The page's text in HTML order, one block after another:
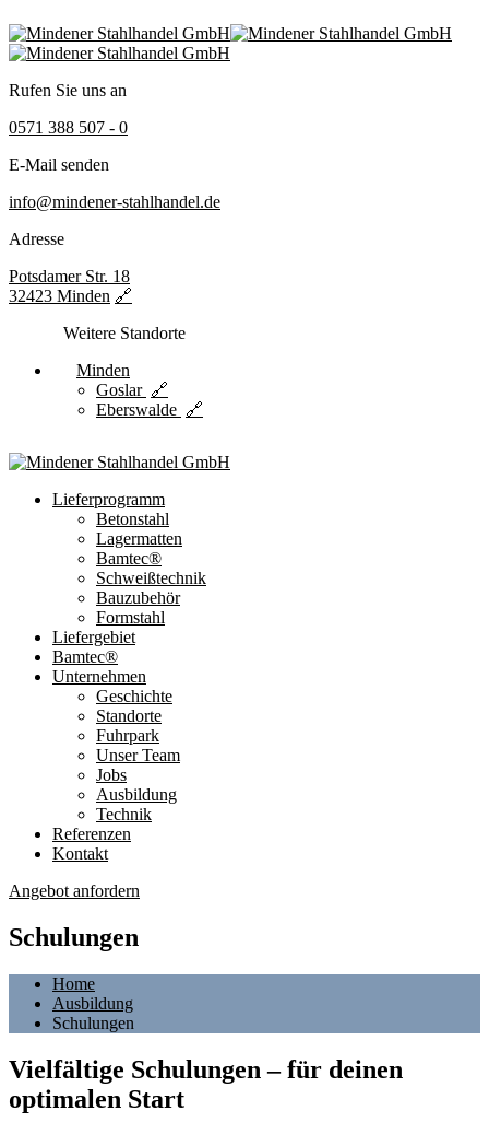
Rufen Sie uns an
0571 388 507 - 0
E-Mail senden
info@mindener-stahlhandel.de
Adresse
Potsdamer Str. 18
32423 Minden
Weitere Standorte
Minden
Goslar
Eberswalde
Lieferprogramm
Betonstahl
Lagermatten
Bamtec®
Schweißtechnik
Bauzubehör
Formstahl
Liefergebiet
Bamtec®
Unternehmen
Geschichte
Standorte
Fuhrpark
Unser Team
Jobs
Ausbildung
Technik
Referenzen
Kontakt
Angebot anfordern
Schulungen
Home
Ausbildung
Schulungen
Vielfältige Schulungen – für deinen
optimalen Start